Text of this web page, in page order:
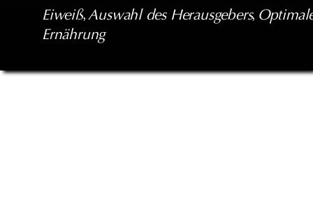
Eiweiß, Auswahl des Herausgebers,
Ernährung